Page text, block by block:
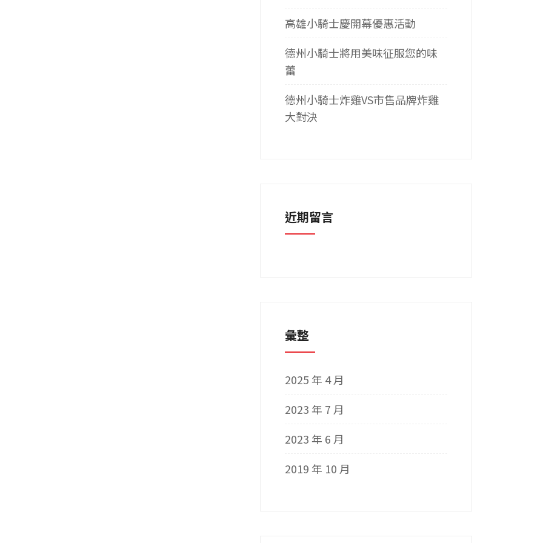
高雄小騎士慶開幕優惠活動
德州小騎士將用美味征服您的味
蕾
德州小騎士炸雞VS市售品牌炸雞
大對決
近期留言
彙整
2025 年 4 月
2023 年 7 月
2023 年 6 月
2019 年 10 月